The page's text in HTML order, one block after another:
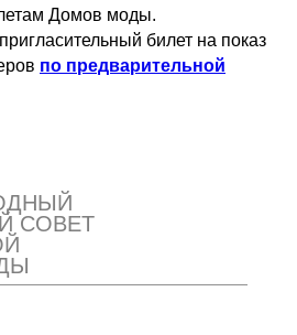
Домов моды.
билет на показ
по предварительной
СОВЕТ